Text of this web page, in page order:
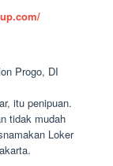
Progo, DI
itu penipuan.
tidak mudah
Loker